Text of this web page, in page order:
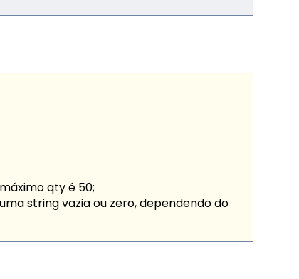
qtyé 50;
string vazia ou zero, dependendo do